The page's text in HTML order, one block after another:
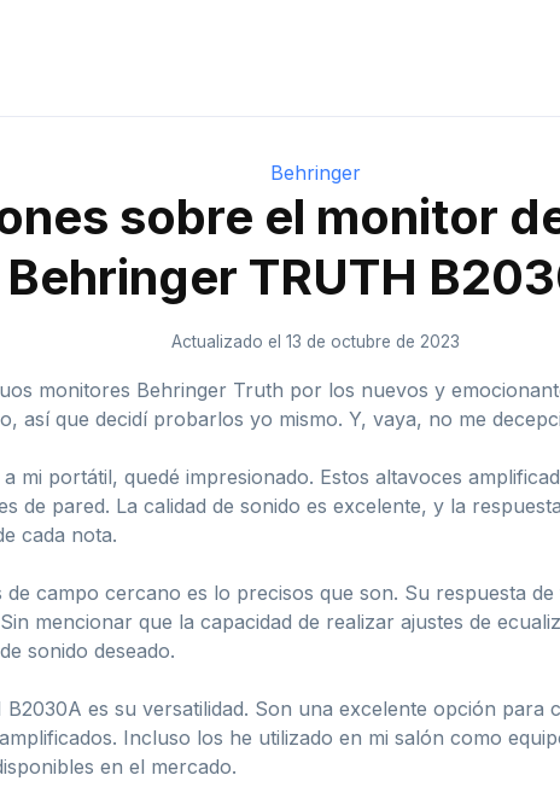
Behringer
sobre el monitor
Behringer TRUTH
Actualizado el 13 de octubre de 2023
monitores Behringer Truth por los nuevos y
así que decidí probarlos yo mismo. Y, vaya, no me
mi portátil, quedé impresionado. Estos altavoces
de pared. La calidad de sonido es excelente, y la
cada nota.
campo cercano es lo precisos que son. Su respuesta
mencionar que la capacidad de realizar ajustes de
sonido deseado.
es su versatilidad. Son una excelente opción para
Incluso los he utilizado en mi salón como
en el mercado.